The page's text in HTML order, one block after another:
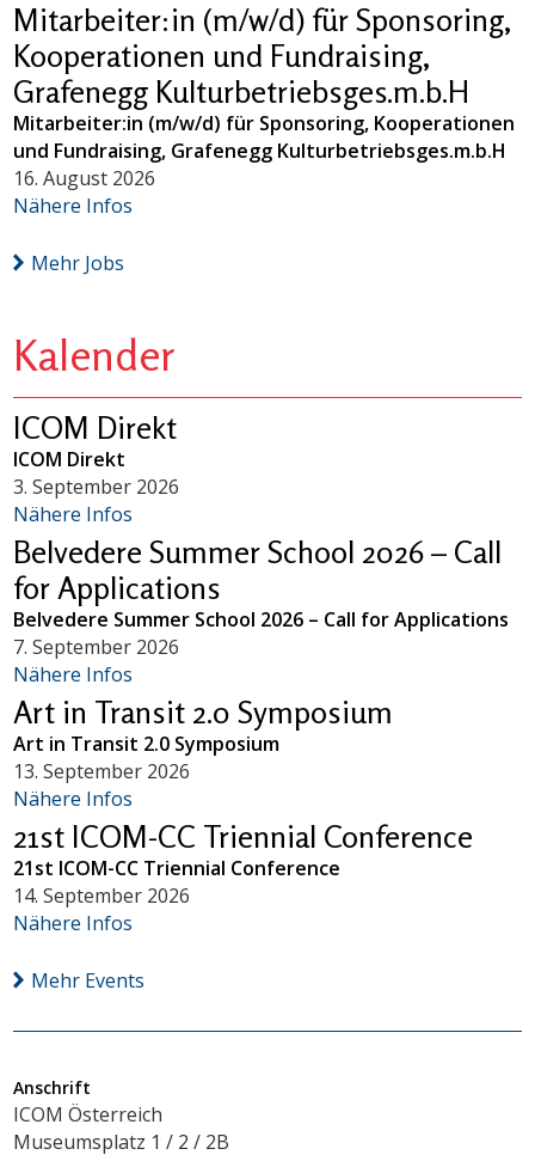
Mitarbeiter:in (m/w/d) für Sponsoring,
Kooperationen und Fundraising,
Grafenegg Kulturbetriebsges.m.b.H
Mitarbeiter:in (m/w/d) für Sponsoring, Kooperationen
und Fundraising, Grafenegg Kulturbetriebsges.m.b.H
16. August 2026
Nähere Infos
Mehr Jobs
Kalender
ICOM Direkt
ICOM Direkt
3. September 2026
Nähere Infos
Belvedere Summer School 2026 – Call
for Applications
Belvedere Summer School 2026 – Call for Applications
7. September 2026
Nähere Infos
Art in Transit 2.0 Symposium
Art in Transit 2.0 Symposium
13. September 2026
Nähere Infos
21st ICOM-CC Triennial Conference
21st ICOM-CC Triennial Conference
14. September 2026
Nähere Infos
Mehr Events
Anschrift
ICOM Österreich
Museumsplatz 1 / 2 / 2B